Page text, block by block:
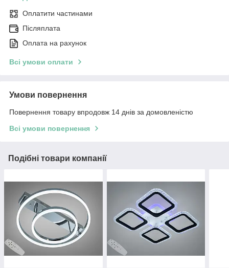
Оплатити частинами
Післяплата
Оплата на рахунок
Всі умови оплати
Умови повернення
Повернення товару впродовж 14 днів за домовленістю
Всі умови повернення
Подібні товари компанії